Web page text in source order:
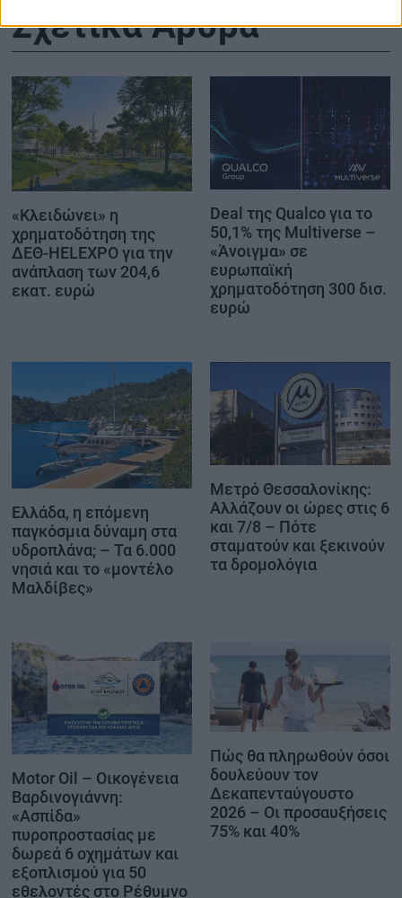
Σχετικά Άρθρα
«Κλειδώνει» η
χρηματοδότηση της
ΔΕΘ-HELEXPO για την
ανάπλαση των 204,6
εκατ. ευρώ
Deal της Qualco για το
50,1% της Multiverse –
«Άνοιγμα» σε
ευρωπαϊκή
χρηματοδότηση 300 δισ.
ευρώ
Ελλάδα, η επόμενη
παγκόσμια δύναμη στα
υδροπλάνα; – Τα 6.000
νησιά και το «μοντέλο
Μαλδίβες»
Μετρό Θεσσαλονίκης:
Αλλάζουν οι ώρες στις 6
και 7/8 – Πότε
σταματούν και ξεκινούν
τα δρομολόγια
Motor Oil – Οικογένεια
Βαρδινογιάννη:
«Ασπίδα»
πυροπροστασίας με
δωρεά 6 οχημάτων και
εξοπλισμού για 50
εθελοντές στο Ρέθυμνο
Πώς θα πληρωθούν όσοι
δουλεύουν τον
Δεκαπενταύγουστο
2026 – Οι προσαυξήσεις
75% και 40%